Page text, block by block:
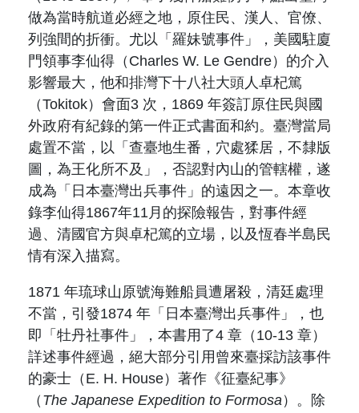
做為當時航道必經之地，原住民、漢人、官僚、
列強間的折衝。尤以「羅妹號事件」，美國駐廈
門領事李仙得（ Charles W. Le Gendre）的介入
影響最大，他和排灣下十八社大頭人卓杞篤
（Tokitok）會面3 次， 1869 年簽訂原住民與國
外政府有紀錄的第一件正式書面和約。臺灣當局
處置不當，以「 查臺地生番，穴處猱居，不隸版
圖，為王化所不及 」，否認對內山的管轄權，遂
成為「日本臺灣出兵事件」的遠因之一。本章收
錄李仙得1867年11月的探險報告，對事件經
過、清國官方與卓杞篤的立場，以及恆春半島民
情有深入描寫。
1871 年琉球山原號海難船員遭屠殺，清廷處理
不當，引發1874 年「日本臺灣出兵事件」，也
即「牡丹社事件」，本書用了4 章（ 10-13 章）
詳述事件經過，絕大部分引用曾來臺採訪該事件
的豪士（ E. H. House）著作《征臺紀事》
（ The Japanese Expedition to Formosa）。除